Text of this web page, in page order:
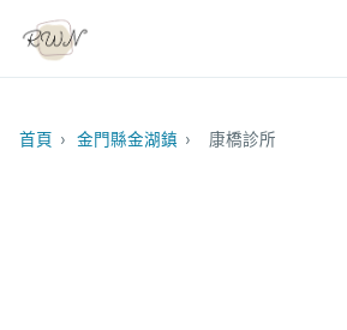
首頁 › 金門縣金湖鎮 › 康橋診所